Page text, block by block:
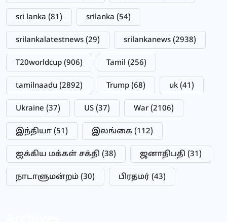
sri lanka (81) srilanka (54)
srilankalatestnews (29) srilankanews (2938)
T20worldcup (906) Tamil (256)
tamilnaadu (2892) Trump (68) uk (41)
Ukraine (37) US (37) War (2106)
இந்தியா (51) இலங்கை (112)
ஐக்கிய மக்கள் சக்தி (38) ஜனாதிபதி (31)
நாடாளுமன்றம் (30) பிரதமர் (43)